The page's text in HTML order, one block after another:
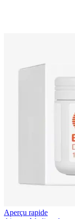
Aperçu rapide